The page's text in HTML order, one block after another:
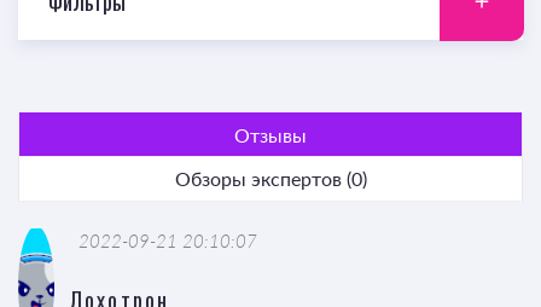
Отзывы
Обзоры экспертов (0)
2022-09-21 20:10:07
Лохотрон